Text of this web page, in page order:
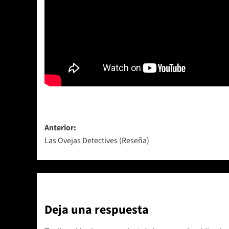
Navegación
de
entradas
Anterior:
Las Ovejas Detectives (Reseña)
Deja una respuesta